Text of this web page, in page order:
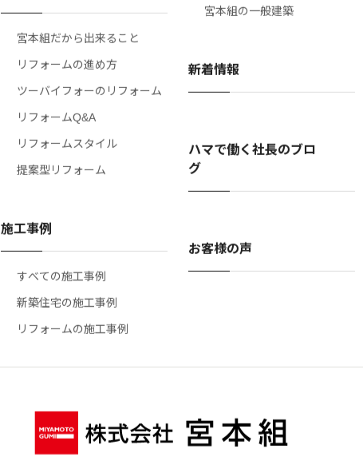
宮本組だから出来ること
リフォームの進め方
ツーバイフォーのリフォーム
リフォームQ&A
リフォームスタイル
提案型リフォーム
施工事例
すべての施工事例
新築住宅の施工事例
リフォームの施工事例
宮本組の一般建築
新着情報
ハマで働く社長のブロ
グ
お客様の声